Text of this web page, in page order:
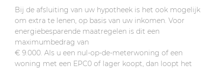
Bij de afsluiting van uw hypotheek is het ook mogelijk
om extra te lenen, op basis van uw inkomen. Voor
energiebesparende maatregelen is dit een
maximumbedrag van
€ 9.000. Als u een nul-op-de-meterwoning of een
woning met een EPC0 of lager koopt, dan loopt het